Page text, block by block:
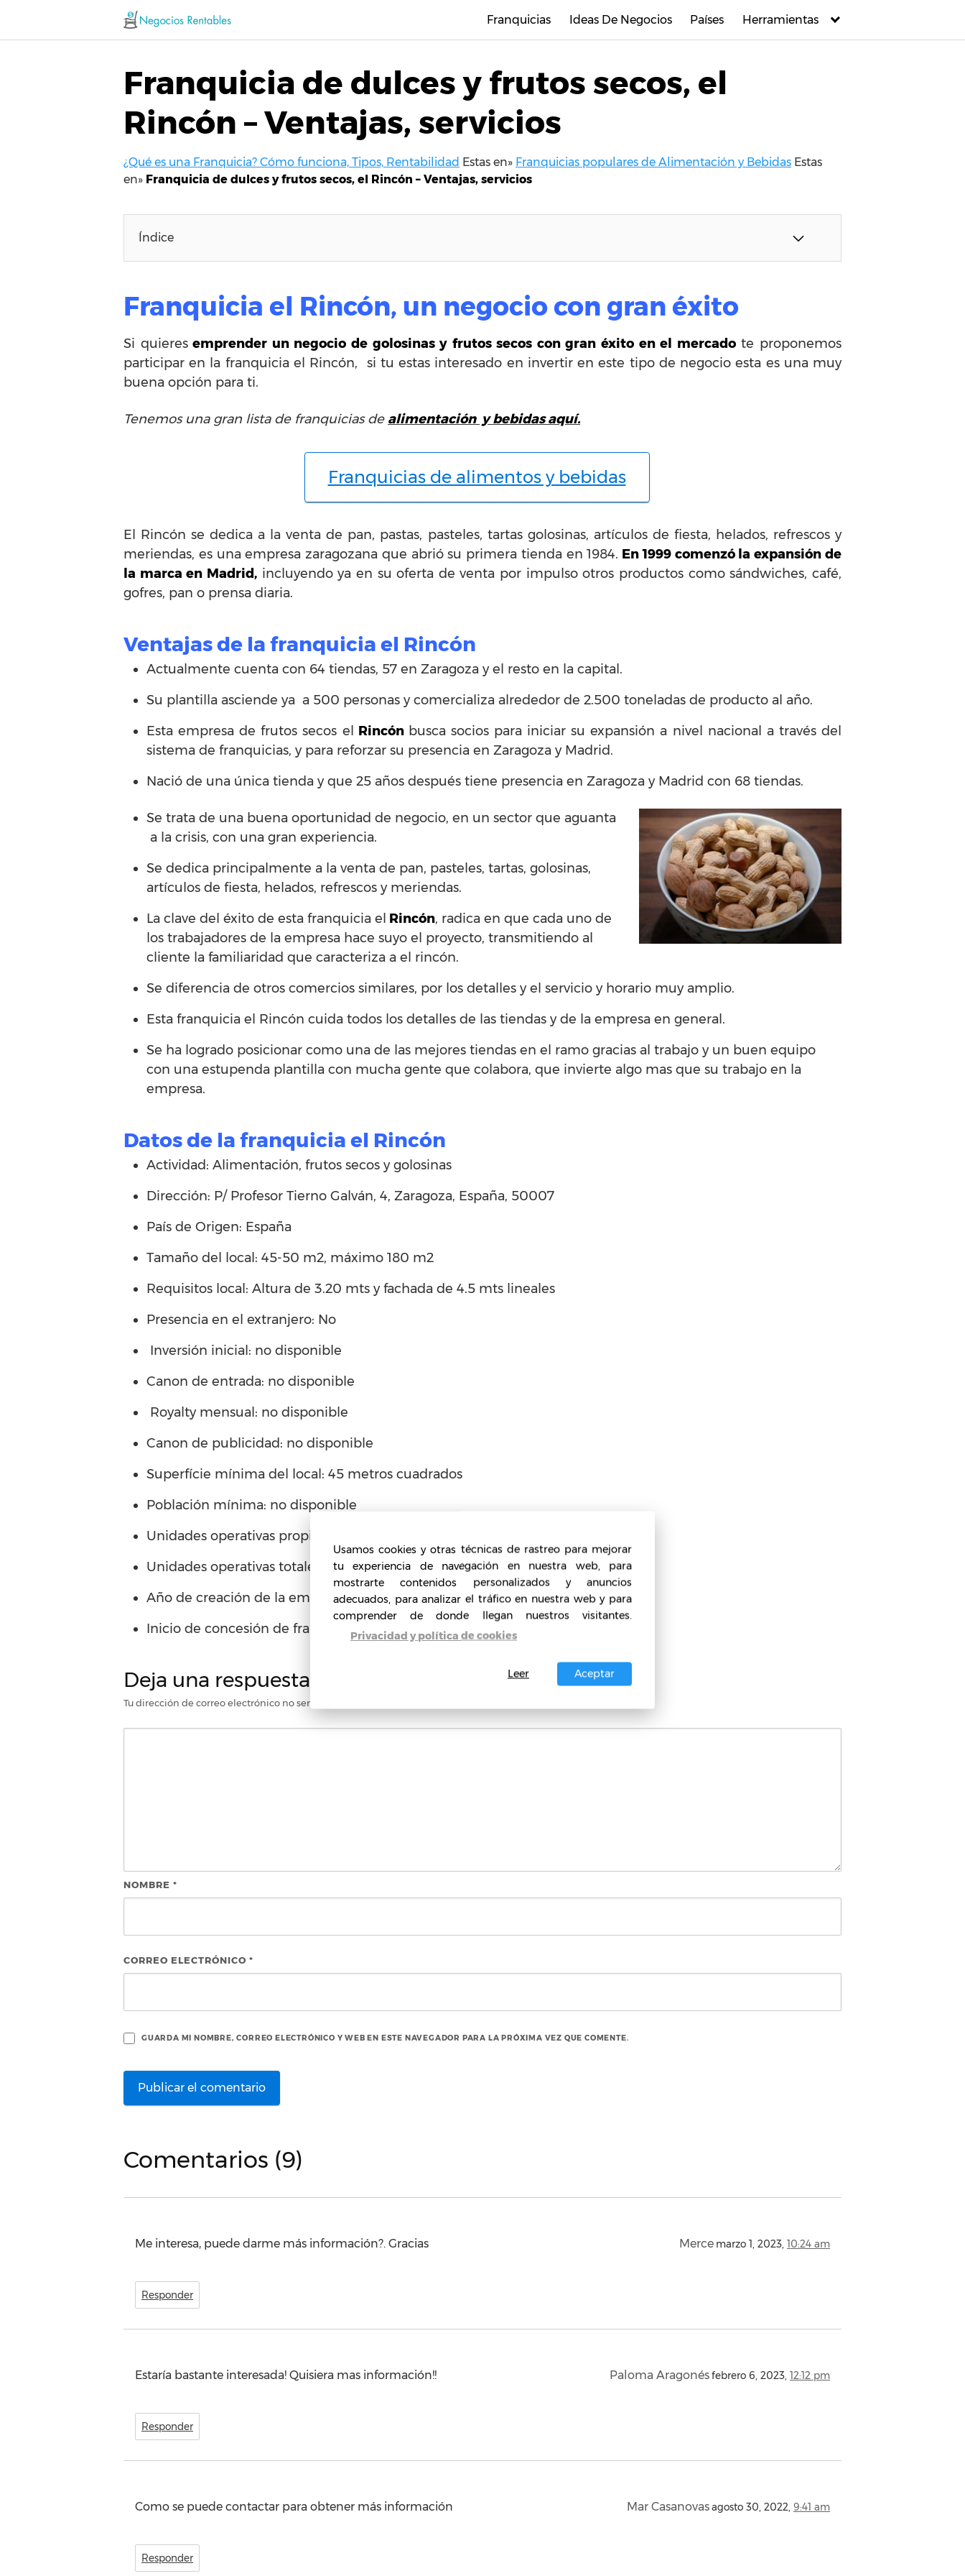
contenido
Franquicias Ideas De Negocios Países Herramientas
Franquicia de dulces y frutos secos, el
Rincón – Ventajas, servicios
¿Qué es una Franquicia? Cómo funciona, Tipos, Rentabilidad Estas en» Franquicias populares de Alimentación y Bebidas Estas
en» Franquicia de dulces y frutos secos, el Rincón – Ventajas, servicios
Índice
Franquicia el Rincón, un negocio con gran éxito
Si quieresemprender un negocio de golosinas y frutos secos con gran éxito en el mercadote proponemos
participar en la franquicia el Rincón, si tu estas interesado en invertir en este tipo de negocio esta es una muy
buena opción para ti.
Tenemos una gran lista de franquicias de alimentación y bebidas aquí.
Franquicias de alimentos y bebidas
El Rincón se dedica a la venta de pan, pastas, pasteles, tartas golosinas, artículos de fiesta, helados, refrescos y
meriendas, es una empresa zaragozana que abrió su primera tienda en 1984. En 1999 comenzó la expansión de
la marca en Madrid,incluyendo ya en su oferta de venta por impulso otros productos como sándwiches, café,
gofres, pan o prensa diaria.
Ventajas de la franquicia el Rincón
Actualmente cuenta con 64 tiendas, 57 en Zaragoza y el resto en la capital.
Su plantilla asciende ya a 500 personas y comercializa alrededor de 2.500 toneladas de producto al año.
Esta empresa de frutos secos el Rincón busca socios para iniciar su expansión a nivel nacional a través del
sistema de franquicias, y para reforzar su presencia en Zaragoza y Madrid.
Nació de una única tienda y que 25 años después tiene presencia en Zaragoza y Madrid con 68 tiendas.
Se trata de una buena oportunidad de negocio, en un sector que aguanta
a la crisis, con una gran experiencia.
Se dedica principalmente a la venta de pan, pasteles, tartas, golosinas,
artículos de fiesta, helados, refrescos y meriendas.
La clave del éxito de esta franquicia el Rincón, radica en que cada uno de
los trabajadores de la empresa hace suyo el proyecto, transmitiendo al
cliente la familiaridad que caracteriza a el rincón.
Se diferencia de otros comercios similares, por los detalles y el servicio y horario muy amplio.
Esta franquicia el Rincón cuida todos los detalles de las tiendas y de la empresa en general.
Se ha logrado posicionar como una de las mejores tiendas en el ramo gracias al trabajo y un buen equipo
con una estupenda plantilla con mucha gente que colabora, que invierte algo mas que su trabajo en la
empresa.
Datos de la franquicia el Rincón
Actividad: Alimentación, frutos secos y golosinas
Dirección: P/ Profesor Tierno Galván, 4, Zaragoza, España, 50007
País de Origen: España
Tamaño del local: 45-50 m2, máximo 180 m2
Requisitos local: Altura de 3.20 mts y fachada de 4.5 mts lineales
Presencia en el extranjero: No
Inversión inicial: no disponible
Canon de entrada: no disponible
Royalty mensual: no disponible
Canon de publicidad: no disponible
Superfície mínima del local: 45 metros cuadrados
Población mínima: no disponible
Unidades operativas propias: 65
Unidades operativas totales: 65
Año de creación de la empresa: 1984
Inicio de concesión de franquicias: 1999
Deja una respuesta
Tu dirección de correo electrónico no será publicada.
NOMBRE *
CORREO ELECTRÓNICO *
GUARDA MI NOMBRE, CORREO ELECTRÓNICO Y WEB EN ESTE NAVEGADOR PARA LA PRÓXIMA VEZ QUE COMENTE.
Comentarios (9)
Merce marzo 1, 2023, 10:24 am
Me interesa, puede darme más información?. Gracias
Responder
Paloma Aragonésfebrero 6, 2023, 12:12 pm
Estaría bastante interesada! Quisiera mas información!!
Responder
Mar Casanovasagosto 30, 2022, 9:41 am
Como se puede contactar para obtener más información
Responder
Usamos cookies y otras técnicas de rastreo para mejorar
tu experiencia de navegación en nuestra web, para
mostrarte contenidos personalizados y anuncios
adecuados, para analizar el tráfico en nuestra web y para
comprender de donde llegan nuestros visitantes.
Privacidad y política de cookies
Aceptar
Leer